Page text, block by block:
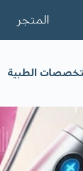
المتجر
الطبية